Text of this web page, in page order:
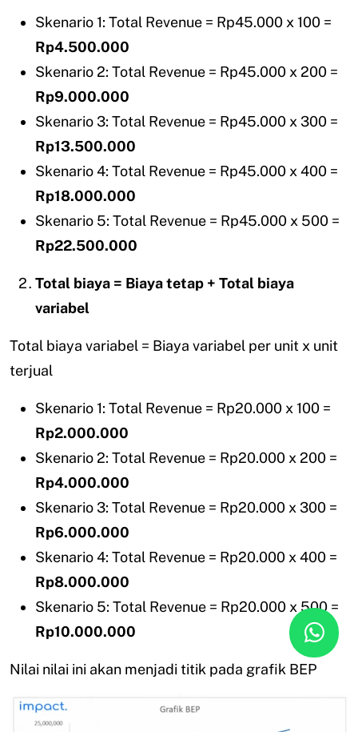
Skenario 1: Total Revenue = Rp45.000 x 100 =
Rp4.500.000
Skenario 2: Total Revenue = Rp45.000 x 200 =
Rp9.000.000
Skenario 3: Total Revenue = Rp45.000 x 300 =
Rp13.500.000
Skenario 4: Total Revenue = Rp45.000 x 400 =
Rp18.000.000
Skenario 5: Total Revenue = Rp45.000 x 500 =
Rp22.500.000
Total biaya = Biaya tetap + Total biaya
variabel
Total biaya variabel = Biaya variabel per unit x unit
terjual
Skenario 1: Total Revenue = Rp20.000 x 100 =
Rp2.000.000
Skenario 2: Total Revenue = Rp20.000 x 200 =
Rp4.000.000
Skenario 3: Total Revenue = Rp20.000 x 300 =
Rp6.000.000
Skenario 4: Total Revenue = Rp20.000 x 400 =
Rp8.000.000
Skenario 5: Total Revenue = Rp20.000 x 500 =
Rp10.000.000
Nilai nilai ini akan menjadi titik pada grafik BEP